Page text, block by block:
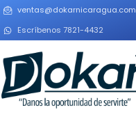
ventas@dokarnicaragua.com
Escríbenos 7821-4432